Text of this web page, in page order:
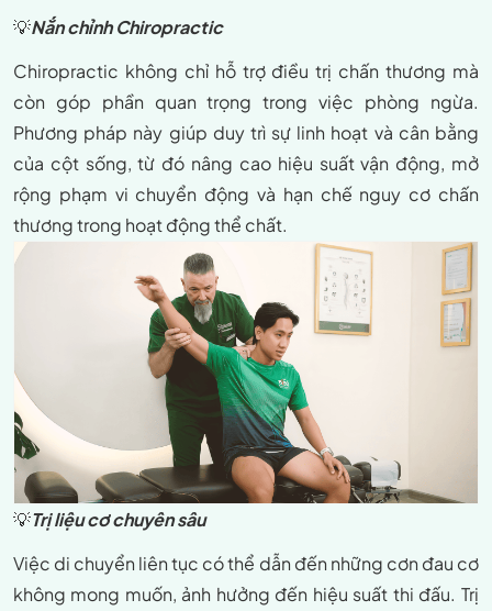
💡Nắn chỉnh Chiropractic
Chiropractic không chỉ hỗ trợ điều trị chấn thương mà
còn góp phần quan trọng trong việc phòng ngừa.
Phương pháp này giúp duy trì sự linh hoạt và cân bằng
của cột sống, từ đó nâng cao hiệu suất vận động, mở
rộng phạm vi chuyển động và hạn chế nguy cơ chấn
thương trong hoạt động thể chất.
💡Trị liệu cơ chuyên sâu
Việc di chuyển liên tục có thể dẫn đến những cơn đau cơ
không mong muốn, ảnh hưởng đến hiệu suất thi đấu. Trị